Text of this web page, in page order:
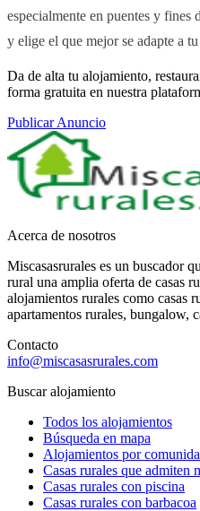
especialmente en puentes y
y elige el que mejor se adapte a
Da de alta tu alojamiento,
forma gratuita en nuestra
Publicar Anuncio
Acerca de nosotros
Miscasasrurales es un buscador
rural una amplia oferta de casas
alojamientos rurales como casas
apartamentos rurales, bungalow,
Contacto
info@miscasasrurales.com
Buscar alojamiento
Todos los alojamientos
Búsqueda en mapa
Alojamientos por
Casas rurales que admiten
Casas rurales con piscina
Casas rurales con barbacoa